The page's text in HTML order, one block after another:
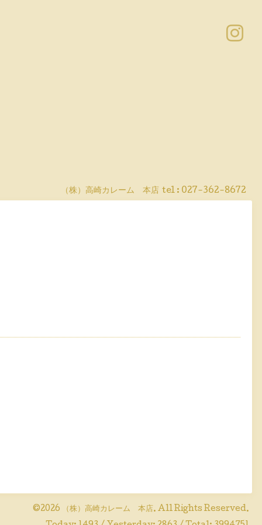
（株）高崎カレーム 本店 tel : 027-362-8672
©2026 （株）高崎カレーム 本店. All Rights Reserved.